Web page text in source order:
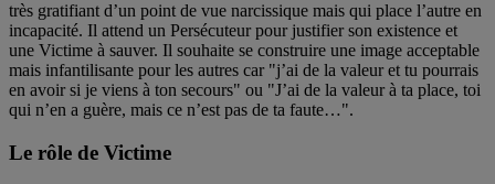
très gratifiant d’un point de vue narcissique mais qui place l’autre en
incapacité. Il attend un Persécuteur pour justifier son existence et
une Victime à sauver. Il souhaite se construire une image acceptable
mais infantilisante pour les autres car "j’ai de la valeur et tu pourrais
en avoir si je viens à ton secours" ou "J’ai de la valeur à ta place, toi
qui n’en a guère, mais ce n’est pas de ta faute…".
Le rôle de Victime